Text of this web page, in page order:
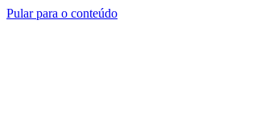
Pular para o conteúdo